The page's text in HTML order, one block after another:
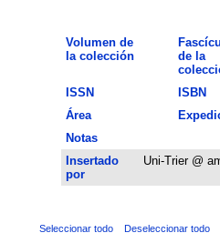
Volumen de
la colección
de la
ISSN
ISBN
Área
Notas
Insertado
por
Uni-Trier @
Seleccionar todo Deseleccionar todo